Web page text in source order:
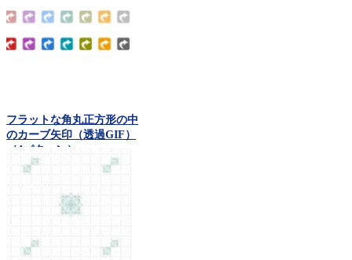
フラットな角丸正方形の中
のカーブ矢印（透過GIF）
（4パターン）